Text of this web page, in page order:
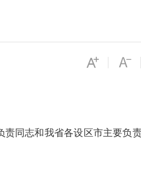
同志和我省各设区市主要负